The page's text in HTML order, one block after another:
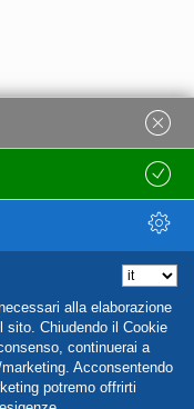
alla elaborazione
Chiudendo il Cookie
continuerai a
Acconsentendo
potremo offrirti